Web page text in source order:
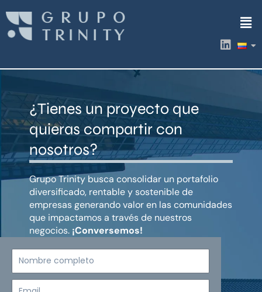
contenido
L
i
k
i
¿Tienes un proyecto que
quieras compartir con
nosotros?
Grupo Trinity busca consolidar un portafolio
diversificado, rentable y sostenible de
empresas generando valor en las comunidades
que impactamos a través de nuestros
negocios. ¡Conversemos!